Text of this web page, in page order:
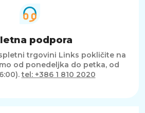
podpora
trgovini Links pokličite na
od ponedeljka do petka, od
tel: +386 1 810 2020